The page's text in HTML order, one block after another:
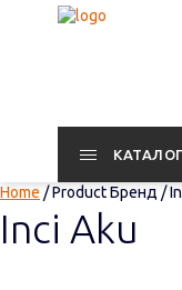
Home / Product Бренд /
Inci Aku